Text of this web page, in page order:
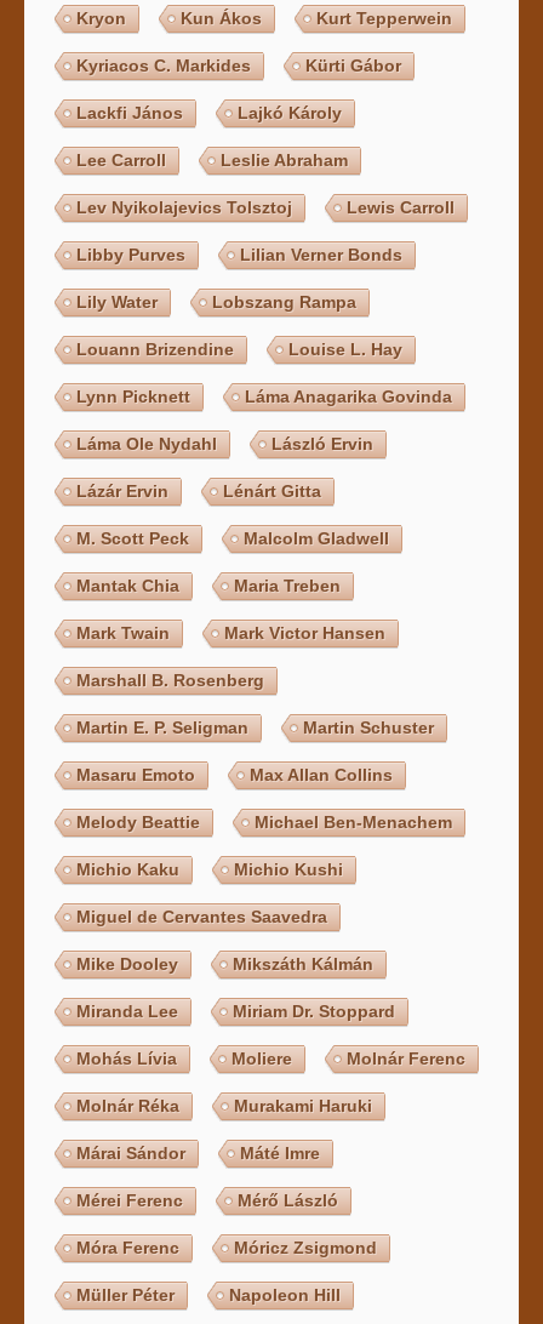
Kryon Kun Ákos Kurt Tepperwein
Kyriacos C. Markides Kürti Gábor
Lackfi János Lajkó Károly
Lee Carroll Leslie Abraham
Lev Nyikolajevics Tolsztoj Lewis Carroll
Libby Purves Lilian Verner Bonds
Lily Water Lobszang Rampa
Louann Brizendine Louise L. Hay
Lynn Picknett Láma Anagarika Govinda
Láma Ole Nydahl László Ervin
Lázár Ervin Lénárt Gitta
M. Scott Peck Malcolm Gladwell
Mantak Chia Maria Treben
Mark Twain Mark Victor Hansen
Marshall B. Rosenberg
Martin E. P. Seligman Martin Schuster
Masaru Emoto Max Allan Collins
Melody Beattie Michael Ben-Menachem
Michio Kaku Michio Kushi
Miguel de Cervantes Saavedra
Mike Dooley Mikszáth Kálmán
Miranda Lee Miriam Dr. Stoppard
Mohás Lívia Moliere Molnár Ferenc
Molnár Réka Murakami Haruki
Márai Sándor Máté Imre
Mérei Ferenc Mérő László
Móra Ferenc Móricz Zsigmond
Müller Péter Napoleon Hill